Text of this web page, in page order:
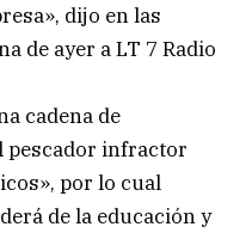
dijo en las
de ayer a LT 7 Radio
cadena de
pescador infractor
por lo cual
de la educación y